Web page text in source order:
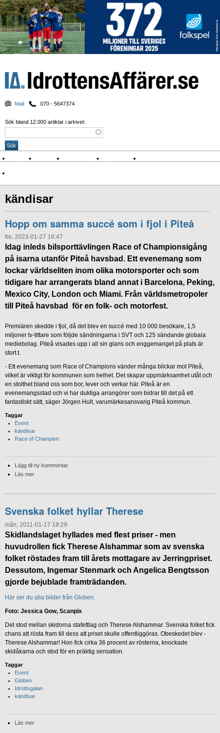
Mail 070 - 5647374
Sök bland 12.000 artiklar i arkivet:
Nyheter Krönikor Sport & spel Nyhetsbrev
kändisar
Hopp om samma succé som i fjol i Piteå
fre, 2023-01-27 16:47
Idag inleds bilsporttävlingen Race of Championsigång
på isarna utanför Piteå havsbad. Ett evenemang som
lockar världseliten inom olika motorsporter och som
tidigare har arrangerats bland annat i Barcelona, Peking,
Mexico City, London och Miami. Från världsmetropoler
till Piteå havsbad för en folk- och motorfest.
Premiären skedde i fjol, då det blev en succé med 10 000 besökare, 1,5
miljoner tv-tittare som följde sändningarna i SVT och 125 sändande globala
mediebolag. Piteå visades upp i all sin glans och enggemanget på plats är
stort.t.
- Ett evenemang som Race of Champions vänder många blickar mot Piteå,
vilket är viktigt för kommunen som helhet. Det skapar uppmärksamhet utåt och
en stolthet bland oss som bor, lever och verkar här. Piteå är en
evenemangsstad och vi har duktiga arrangörer som bidrar till det på ett
fantastiskt sätt, säger Jörgen Hult, varumärkesansvarig Piteå kommun.
Taggar
Event
kändisar
Race of Champion
Lägg till ny kommentar
Läs mer
Svenska folket hyllar Therese
mån, 2011-01-17 18:29
Skidlandslaget hyllades med flest priser - men
huvudrollen fick Therese Alshammar som av svenska
folket röstades fram till årets mottagare av Jerringpriset.
Dessutom, Ingemar Stenmark och Angelica Bengtsson
gjorde bejublade framträdanden.
Här ser du alla bilder från Globen.
Foto: Jessica Gow, Scanpix
Det stod mellan skidorna stafettlag och Therese Alshammar. Svenska folket fick
chans att rösta fram till dess att priset skulle offentliggöras. Obeskedet blev -
Therese Alshammar! Hon fick cirka 36 procent av rösterna, knockade
skidåkarna och stod för en präktig sensation.
Taggar
Event
Globen
Idrottsgalan
kändisar
Läs mer